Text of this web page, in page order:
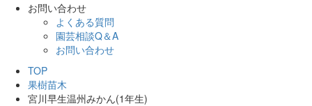
お問い合わせ
よくある質問
園芸相談Q＆A
お問い合わせ
TOP
果樹苗木
宮川早生温州みかん(1年生)